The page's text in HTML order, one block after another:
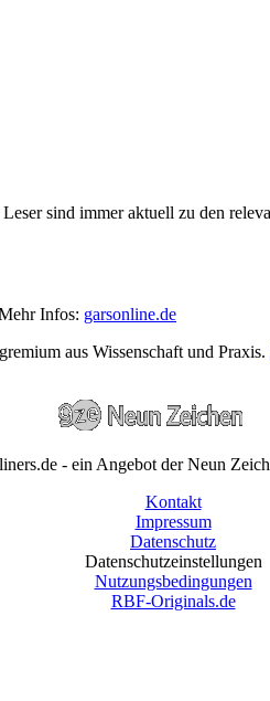
sind immer aktuell zu den
Infos: garsonline.de
aus Wissenschaft und Praxis.
- ein Angebot der Neun
Kontakt
Impressum
Datenschutz
Datenschutzeinstellungen
Nutzungsbedingungen
RBF-Originals.de